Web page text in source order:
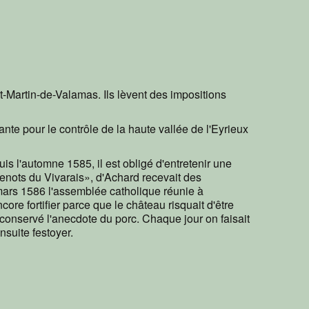
de-Valamas. Ils lèvent des impositions
pour le contrôle de la haute vallée de l'Eyrieux
l'automne 1585, il est obligé d'entretenir une
du Vivarais», d'Achard recevait des
1586 l'assemblée catholique réunie à
fortifier parce que le château risquait d'être
l'anecdote du porc. Chaque jour on faisait
festoyer.